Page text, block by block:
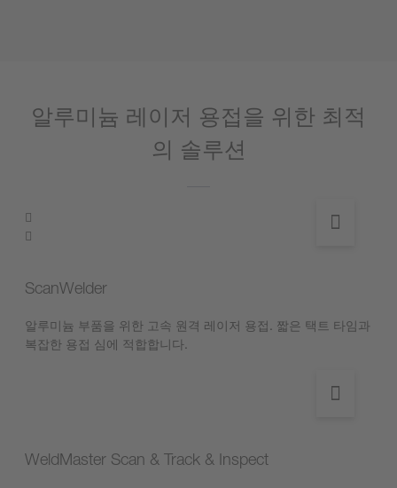
알루미늄 레이저 용접을 위한 최적
의 솔루션
ScanWelder
알루미늄 부품을 위한 고속 원격 레이저 용접. 짧은 택트 타임과
복잡한 용접 심에 적합합니다.
WeldMaster Scan & Track & Inspect